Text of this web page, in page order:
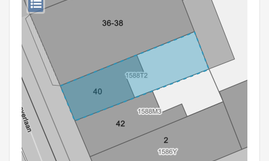
Hergebruik
Aanmelden